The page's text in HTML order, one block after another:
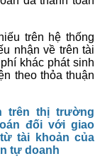
trên hệ thống
nhận về trên tài
khác phát sinh
theo thỏa thuận
trên thị trường
đối với giao
tài khoản của
tự doanh